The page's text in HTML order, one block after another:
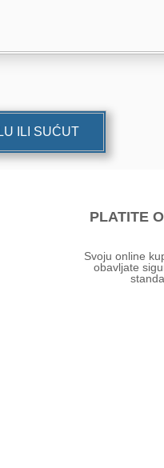
ILI SUĆUT
PLATITE
Svoju online
obavljate